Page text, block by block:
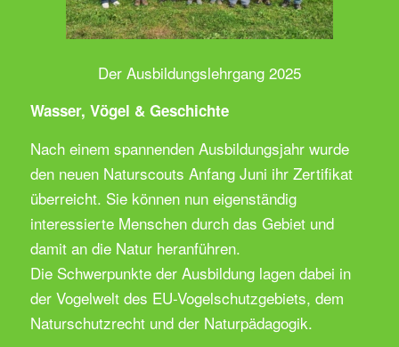
Der Ausbildungslehrgang 2025
Wasser, Vögel & Geschichte
Nach einem spannenden Ausbildungsjahr wurde
den neuen Naturscouts Anfang Juni ihr Zertifikat
überreicht. Sie können nun eigenständig
interessierte Menschen durch das Gebiet und
damit an die Natur heranführen.
Die Schwerpunkte der Ausbildung lagen dabei in
der Vogelwelt des EU-Vogelschutzgebiets, dem
Naturschutzrecht und der Naturpädagogik.